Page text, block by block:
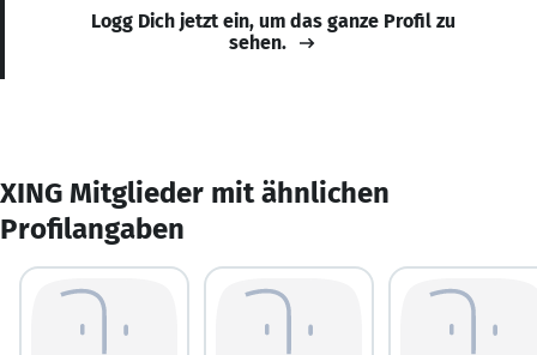
Logg Dich jetzt ein, um das ganze Profil zu
sehen.
XING Mitglieder mit ähnlichen
Profilangaben